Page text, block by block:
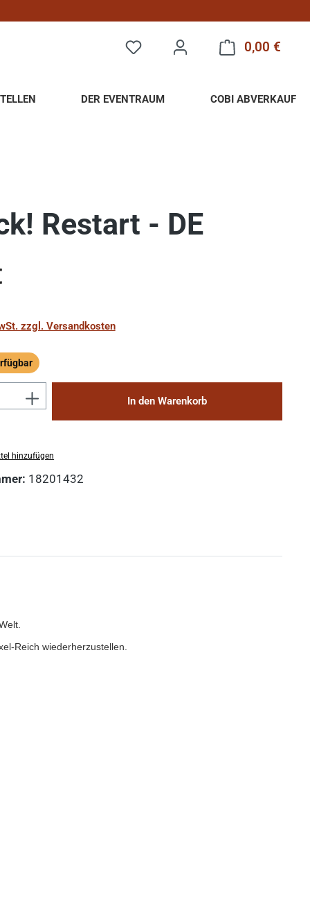
0,00 €
DER EVENTRAUM COBI ABVERKAUF
Restart - DE
zzgl. Versandkosten
Anzahl: Gib den gewünschten Wert
In den Warenkorb
hinzufügen
18201432
Reich wiederherzustellen.